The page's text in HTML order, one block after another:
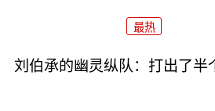
最热
刘伯承的幽灵纵队：打出了半